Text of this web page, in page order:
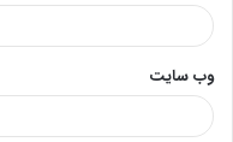
وب‌ سایت